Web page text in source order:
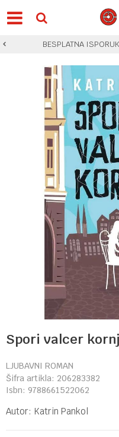
BESPLATNA
Spori valcer
LJUBAVNI ROMAN
Šifra artikla: 206283382
Isbn: 9788661522062
Autor: Katrin Pankol